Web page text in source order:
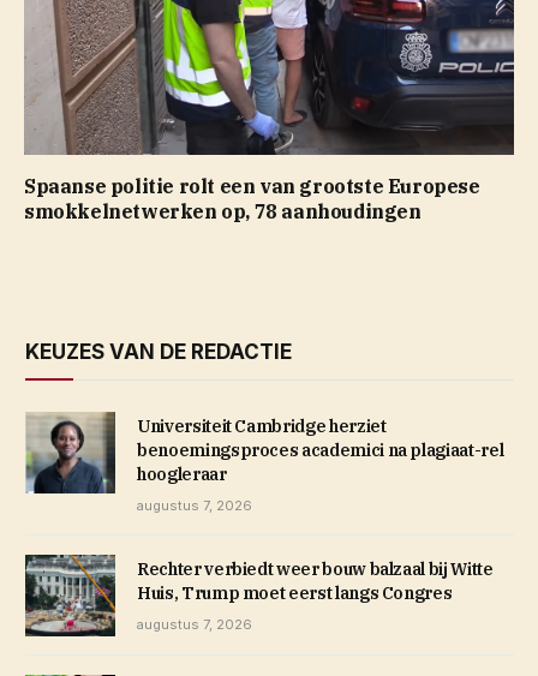
Spaanse politie rolt een van grootste Europese
smokkelnetwerken op, 78 aanhoudingen
KEUZES VAN DE REDACTIE
Universiteit Cambridge herziet
benoemingsproces academici na plagiaat-rel
hoogleraar
augustus 7, 2026
Rechter verbiedt weer bouw balzaal bij Witte
Huis, Trump moet eerst langs Congres
augustus 7, 2026